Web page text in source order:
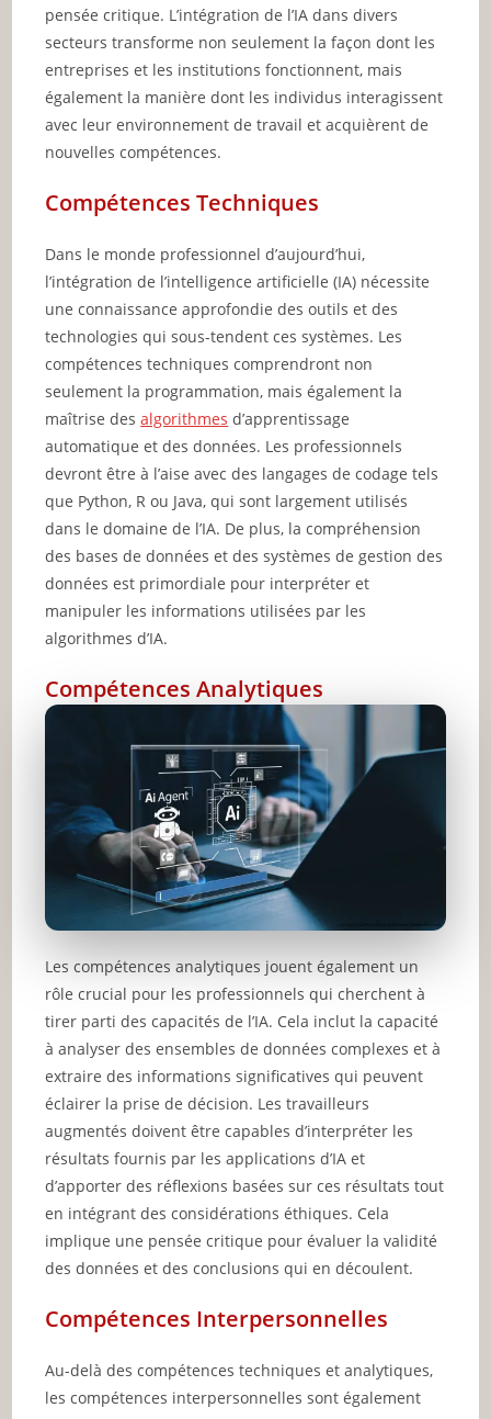
pensée critique. L’intégration de l’IA dans divers
secteurs transforme non seulement la façon dont les
entreprises et les institutions fonctionnent, mais
également la manière dont les individus interagissent
avec leur environnement de travail et acquièrent de
nouvelles compétences.
Compétences Techniques
Dans le monde professionnel d’aujourd’hui,
l’intégration de l’intelligence artificielle (IA) nécessite
une connaissance approfondie des outils et des
technologies qui sous-tendent ces systèmes. Les
compétences techniques comprendront non
seulement la programmation, mais également la
maîtrise desalgorithmes d’apprentissage
automatique et des données. Les professionnels
devront être à l’aise avec des langages de codage tels
que Python, R ou Java, qui sont largement utilisés
dans le domaine de l’IA. De plus, la compréhension
des bases de données et des systèmes de gestion des
données est primordiale pour interpréter et
manipuler les informations utilisées par les
algorithmes d’IA.
Compétences Analytiques
Les compétences analytiques jouent également un
rôle crucial pour les professionnels qui cherchent à
tirer parti des capacités de l’IA. Cela inclut la capacité
à analyser des ensembles de données complexes et à
extraire des informations significatives qui peuvent
éclairer la prise de décision. Les travailleurs
augmentés doivent être capables d’interpréter les
résultats fournis par les applications d’IA et
d’apporter des réflexions basées sur ces résultats tout
en intégrant des considérations éthiques. Cela
implique une pensée critique pour évaluer la validité
des données et des conclusions qui en découlent.
Compétences Interpersonnelles
Au-delà des compétences techniques et analytiques,
les compétences interpersonnelles sont également